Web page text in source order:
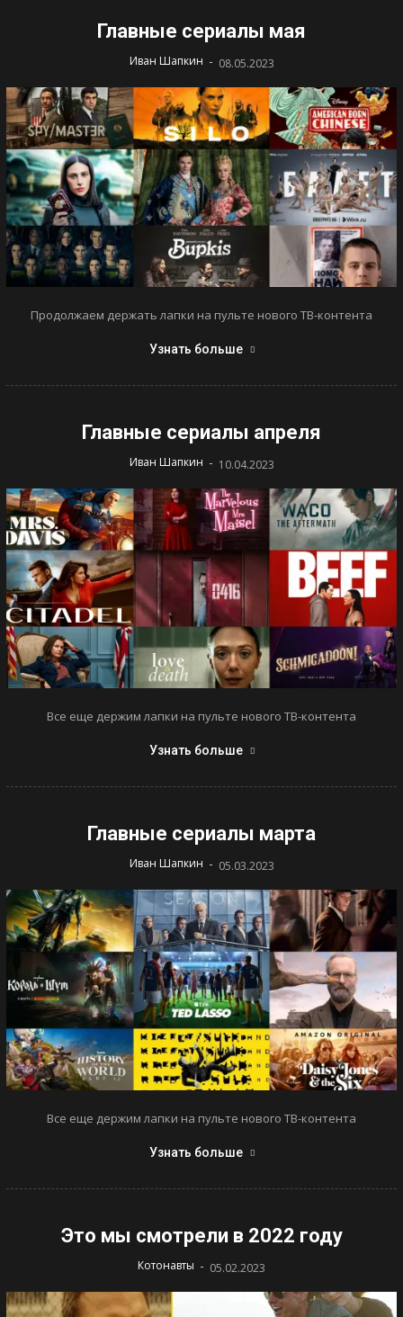
Главные сериалы мая
Иван Шапкин - 08.05.2023
Продолжаем держать лапки на пульте нового ТВ-контента
Узнать больше
Главные сериалы апреля
Иван Шапкин - 10.04.2023
Все еще держим лапки на пульте нового ТВ-контента
Узнать больше
Главные сериалы марта
Иван Шапкин - 05.03.2023
Все еще держим лапки на пульте нового ТВ-контента
Узнать больше
Это мы смотрели в 2022 году
Котонавты - 05.02.2023